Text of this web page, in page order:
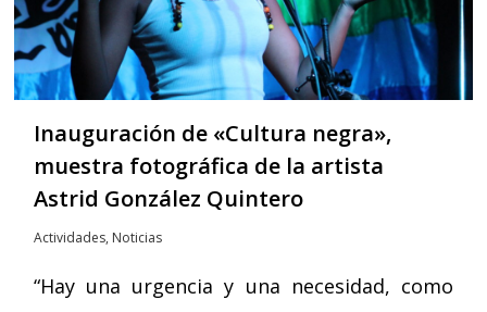
Inauguración de «Cultura negra»,
muestra fotográfica de la artista
Astrid González Quintero
Actividades, Noticias
“Hay una urgencia y una necesidad, como